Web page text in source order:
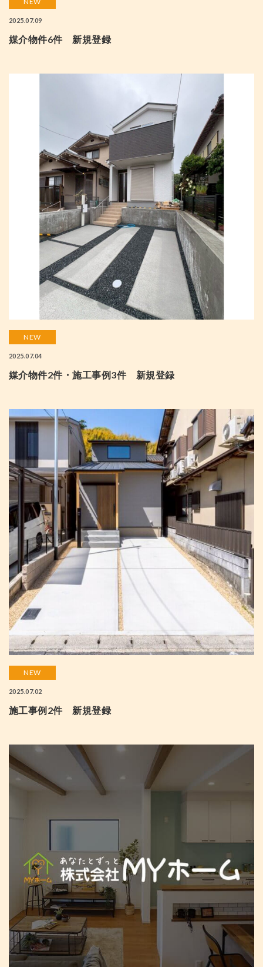
2025.07.09
媒介物件6件 新規登録
NEW
2025.07.04
媒介物件2件・施工事例3件 新規登録
NEW
2025.07.02
施工事例2件 新規登録